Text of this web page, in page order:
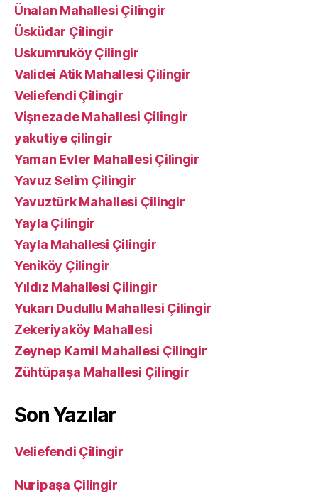
Ünalan Mahallesi Çilingir
Üsküdar Çilingir
Uskumruköy Çilingir
Validei Atik Mahallesi Çilingir
Veliefendi Çilingir
Vişnezade Mahallesi Çilingir
yakutiye çilingir
Yaman Evler Mahallesi Çilingir
Yavuz Selim Çilingir
Yavuztürk Mahallesi Çilingir
Yayla Çilingir
Yayla Mahallesi Çilingir
Yeniköy Çilingir
Yıldız Mahallesi Çilingir
Yukarı Dudullu Mahallesi Çilingir
Zekeriyaköy Mahallesi
Zeynep Kamil Mahallesi Çilingir
Zühtüpaşa Mahallesi Çilingir
Son Yazılar
Veliefendi Çilingir
Nuripaşa Çilingir